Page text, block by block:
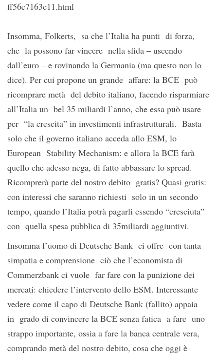
ff56e7163c11.html
Insomma, Folkerts, sa che l’Italia ha punti di forza,
che la possono far vincere nella sfida – uscendo
dall’euro – e rovinando la Germania (ma questo non lo
dice). Per cui propone un grande affare: la BCE può
ricomprare metà del debito italiano, facendo risparmiare
all’Italia un bel 35 miliardi l’anno, che essa può usare
per “la crescita” in investimenti infrastrutturali. Basta
solo che il governo italiano acceda allo ESM, lo
European Stability Mechanism: e allora la BCE farà
quello che adesso nega, di fatto abbassare lo spread.
Ricomprerà parte del nostro debito gratis? Quasi gratis:
con interessi che saranno richiesti solo in un secondo
tempo, quando l’Italia potrà pagarli essendo “cresciuta”
con quella spesa pubblica di 35miliardi aggiuntivi.
Insomma l’uomo di Deutsche Bank ci offre con tanta
simpatia e comprensione ciò che l’economista di
Commerzbank ci vuole far fare con la punizione dei
mercati: chiedere l’intervento dello ESM. Interessante
vedere come il capo di Deutsche Bank (fallito) appaia
in grado di convincere la BCE senza fatica a fare uno
strappo importante, ossia a fare la banca centrale vera,
comprando metà del nostro debito, cosa che oggi è